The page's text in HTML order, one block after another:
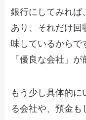
銀行にしてみれば
あり、それだけ回
味しているからで
「優良な会社」が
もう少し具体的
る会社や、預金も